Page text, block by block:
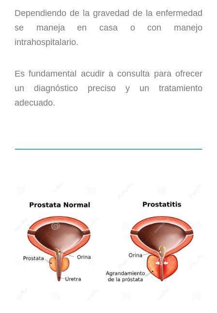
Dependiendo de la gravedad de la enfermedad
se maneja en casa o con manejo
intrahospitalario.
Es fundamental acudir a consulta para ofrecer
un diagnóstico preciso y un tratamiento
adecuado.